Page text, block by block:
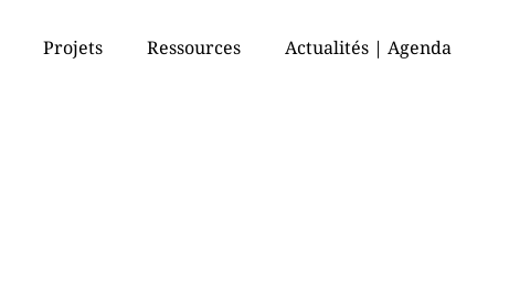
Projets Ressources Actualités | Agenda